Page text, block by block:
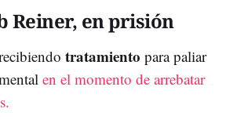
Reiner, en prisión
tratamiento para paliar
en el momento de arrebatar